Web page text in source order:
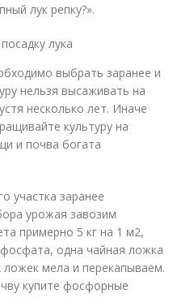
лук репку?».
лука
выбрать заранее и
нельзя высаживать на
несколько лет. Иначе
культуру на
и почва богата
участка заранее
урожая завозим
примерно 5 кг на 1 м2,
одна чайная ложка
мела и перекапываем.
купите фосфорные